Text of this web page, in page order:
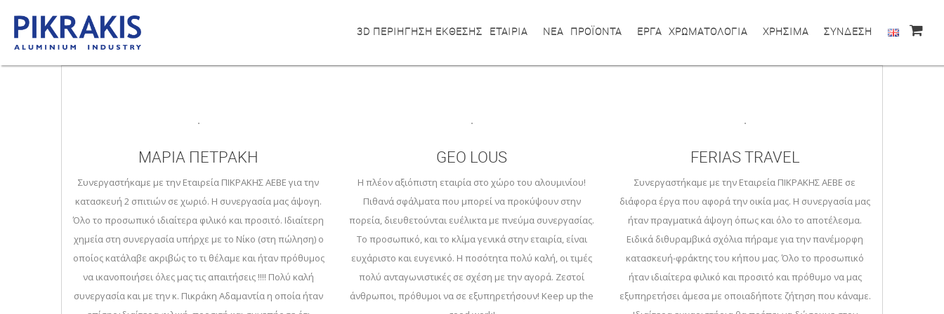
3D ΠΕΡΙΗΓΗΣΗ ΕΚΘΕΣΗΣ ΕΤΑΙΡΙΑ ΝΕΑ ΠΡΟΪΟΝΤΑ ΕΡΓΑ ΧΡΩΜΑΤΟΛΟΓΙΑ ΧΡΗΣΙΜΑ ΣΥΝΔΕΣΗ
ΜΑΡΙΑ ΠΕΤΡΑΚΗ
Συνεργαστήκαμε με την Εταιρεία ΠΙΚΡΑΚΗΣ ΑΕΒΕ για την
κατασκευή 2 σπιτιών σε χωριό. Η συνεργασία μας άψογη.
Όλο το προσωπικό ιδιαίτερα φιλικό και προσιτό. Ιδιαίτερη
χημεία στη συνεργασία υπήρχε με το Νίκο (στη πώληση) ο
οποίος κατάλαβε ακριβώς το τι θέλαμε και ήταν πρόθυμος
να ικανοποιήσει όλες μας τις απαιτήσεις !!!! Πολύ καλή
συνεργασία και με την κ. Πικράκη Αδαμαντία η οποία ήταν
GEO LOUS
Η πλέον αξιόπιστη εταιρία στο χώρο του αλουμινίου!
Πιθανά σφάλματα που μπορεί να προκύψουν στην
πορεία, διευθετούνται ευέλικτα με πνεύμα συνεργασίας.
Το προσωπικό, και το κλίμα γενικά στην εταιρία, είναι
ευχάριστο και ευγενικό. Η ποσότητα πολύ καλή, οι τιμές
πολύ ανταγωνιστικές σε σχέση με την αγορά. Ζεστοί
άνθρωποι, πρόθυμοι να σε εξυπηρετήσουν! Keep up the
FERIAS TRAVEL
Συνεργαστήκαμε με την Εταιρεία ΠΙΚΡΑΚΗΣ ΑΕΒΕ σε
διάφορα έργα που αφορά την οικία μας. Η συνεργασία μας
ήταν πραγματικά άψογη όπως και όλο το αποτέλεσμα.
Ειδικά διθυραμβικά σχόλια πήραμε για την πανέμορφη
κατασκευή-φράκτης του κήπου μας. Όλο το προσωπικό
ήταν ιδιαίτερα φιλικό και προσιτό και πρόθυμο να μας
εξυπηρετήσει άμεσα με οποιαδήποτε ζήτηση που κάναμε.